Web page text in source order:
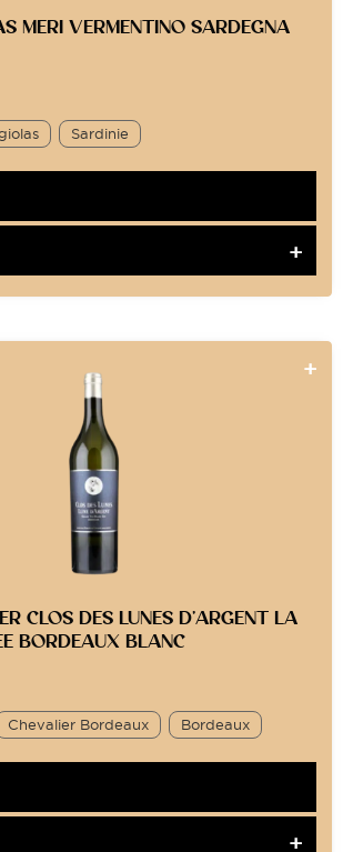
MERI VERMENTINO SARDEGNA
Sardinie
CLOS DES LUNES D’ARGENT LA
BORDEAUX BLANC
Chevalier Bordeaux Bordeaux